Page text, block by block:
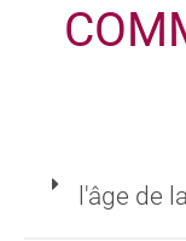
l'âge de